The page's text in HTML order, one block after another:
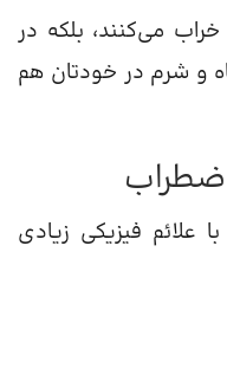
خراب می‌کنند، بلکه در
و شرم در خودتان هم
فیزیکی زیادی